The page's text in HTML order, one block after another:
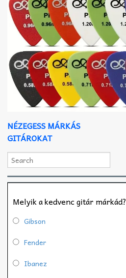
NÉZEGESS MÁRKÁS
GITÁROKAT
Melyik a kedvenc gitár márkád?
Gibson
Fender
Ibanez